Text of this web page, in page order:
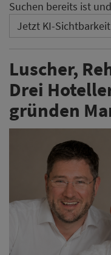
Suchen bereits ist
Jetzt KI-
Luscher,
Drei
gründen